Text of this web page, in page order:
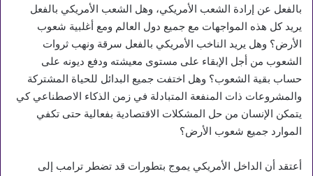
بالفعل عن إرادة الشعب الأمريكي، وهل الشعب الأمريكي بالفعل
يريد كل هذه المواجهات مع جميع دول العالم ومع أغلبية شعوب
الأرض؟ وهل يريد الناخب الأمريكي بالفعل سرقة ونهب ثروات
الشعوب من أجل الإبقاء على مستوى معيشته ودفع ديونه على
حساب بقية الشعوب؟ وهل اختفت جميع البدائل للحياة المشتركة
والمشروعات ذات المنفعة المتبادلة في زمن الذكاء الاصطناعي كي
يتمكن الإنسان من حل المشكلات الاقتصادية بفعالية حتى تكفي
الموارد جميع شعوب الأرض؟
أعتقد أن الداخل الأمريكي يموج بتطورات قد تضطر ترامب إلى